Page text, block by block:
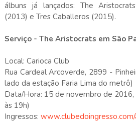
álbuns já lançados: The
(2013) e Tres Caballeros (2015).
Serviço - The Aristocrats em São
Local: Carioca Club
Rua Cardeal Arcoverde, 2899 -
lado da estação Faria Lima do metrô)
Data/Hora: 15 de novembro de 2016,
às 19h)
Ingressos: